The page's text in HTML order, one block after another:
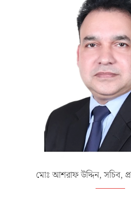
মোঃ আশরাফ উদ্দিন, সচিব,